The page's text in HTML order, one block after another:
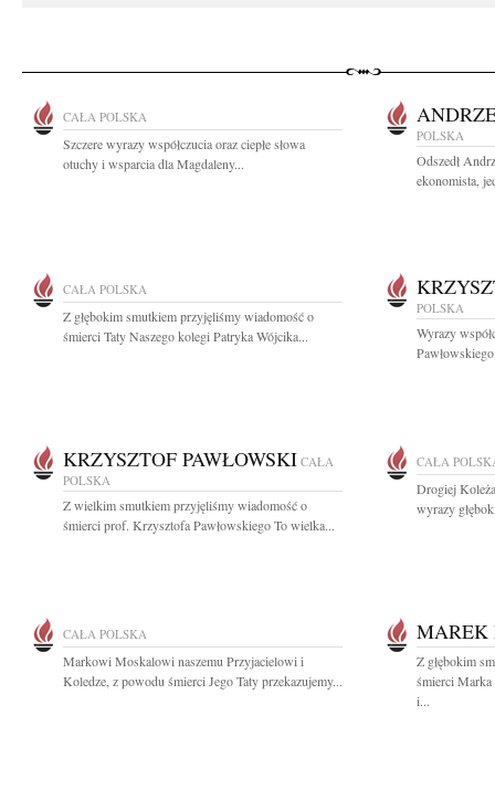
CAŁA POLSKA
Szczere wyrazy współczucia oraz ciepłe słowa
otuchy i wsparcia dla Magdaleny...
POLSKA
Odszedł
ekonomista,
CAŁA POLSKA
Z głębokim smutkiem przyjęliśmy wiadomość o
śmierci Taty Naszego kolegi Patryka Wójcika...
POLSKA
Wyrazy
KRZYSZTOF PAWŁOWSKI CAŁA
POLSKA
Z wielkim smutkiem przyjęliśmy wiadomość o
śmierci prof. Krzysztofa Pawłowskiego To wielka...
CAŁA
Drogiej
wyrazy
CAŁA POLSKA
Markowi Moskalowi naszemu Przyjacielowi i
Koledze, z powodu śmierci Jego Taty przekazujemy...
MAREK
Z głębokim
śmierci Marka
i...